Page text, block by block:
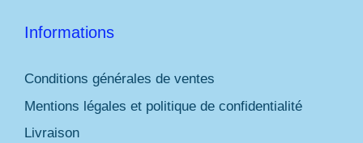
Informations
Conditions générales de ventes
Mentions légales et politique de confidentialité
Livraison